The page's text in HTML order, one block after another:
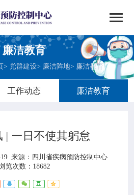

廉洁教育
> 党群建设> 廉洁阵地> 廉洁教育
工作动态 廉洁教育


| 一日不使其躬怠
来源： 四川省疾病预防控制中心
览次数：18682